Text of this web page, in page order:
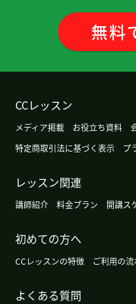
謝謝！( 40代 女性 )
に合格することがで
問題は満点でした。
したおかげです。こ
じています。中国の
で、中国での生活が
だ聴く力と話す力は
多め勉強したいと思
勉強をしていきたい
くお願いします。
無料
CCレッスン
メディア掲載 お役立ち資料
特定商取引法に基づく表示
プ
レッスン関連
講師紹介 料金プラン 開講ス
初めての方へ
CCレッスンの特徴 ご利用の流
よくある質問